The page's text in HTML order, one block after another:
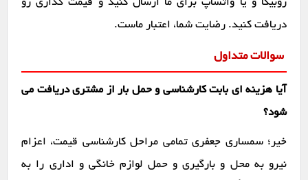
روبیکا و یا واتساپ برای ما ارسال کنید و قیمت گذاری رو
دریافت کنید. رضایت شما، اعتبار ماست.
سوالات متداول
آیا هزینه ای بابت کارشناسی و حمل بار از مشتری دریافت می
شود؟
خیر؛ سمساری جعفری تمامی مراحل کارشناسی قیمت، اعزام
نیرو به محل و بارگیری و حمل لوازم خانگی و اداری را به